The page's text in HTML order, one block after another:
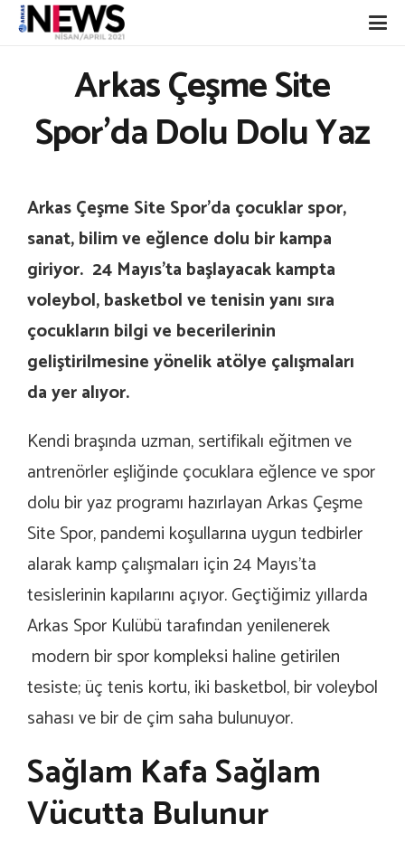
Arkas Çeşme Site
Spor’da Dolu Dolu Yaz
Arkas Çeşme Site Spor’da çocuklar spor,
sanat, bilim ve eğlence dolu bir kampa
giriyor. 24 Mayıs’ta başlayacak kampta
voleybol, basketbol ve tenisin yanı sıra
çocukların bilgi ve becerilerinin
geliştirilmesine yönelik atölye çalışmaları
da yer alıyor.
Kendi braşında uzman, sertifikalı eğitmen ve
antrenörler eşliğinde çocuklara eğlence ve spor
dolu bir yaz programı hazırlayan Arkas Çeşme
Site Spor, pandemi koşullarına uygun tedbirler
alarak kamp çalışmaları için 24 Mayıs’ta
tesislerinin kapılarını açıyor. Geçtiğimiz yıllarda
Arkas Spor Kulübü tarafından yenilenerek
modern bir spor kompleksi haline getirilen
tesiste; üç tenis kortu, iki basketbol, bir voleybol
sahası ve bir de çim saha bulunuyor.
Sağlam Kafa Sağlam
Vücutta Bulunur